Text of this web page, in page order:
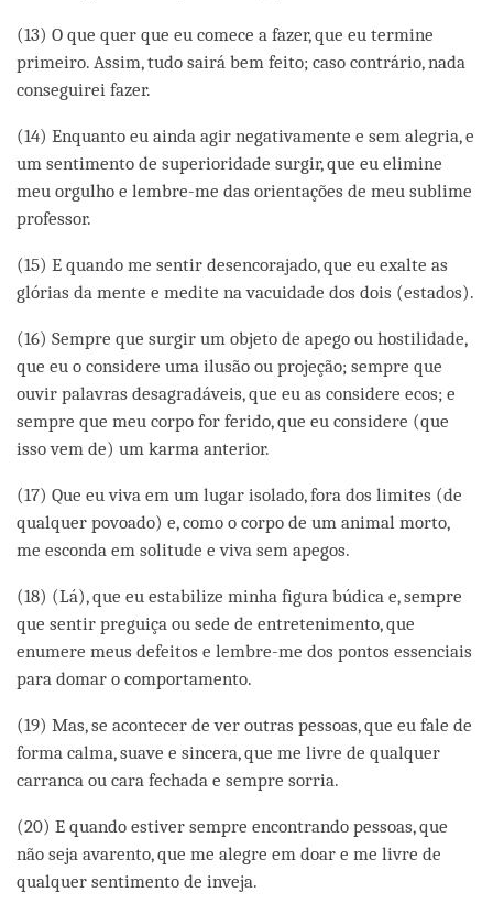
(13) O que quer que eu comece a fazer, que eu termine
primeiro. Assim, tudo sairá bem feito; caso contrário, nada
conseguirei fazer.
(14) Enquanto eu ainda agir negativamente e sem alegria, e
um sentimento de superioridade surgir, que eu elimine
meu orgulho e lembre-me das orientações de meu sublime
professor.
(15) E quando me sentir desencorajado, que eu exalte as
glórias da mente e medite na vacuidade dos dois (estados).
(16) Sempre que surgir um objeto de apego ou hostilidade,
que eu o considere uma ilusão ou projeção; sempre que
ouvir palavras desagradáveis, que eu as considere ecos; e
sempre que meu corpo for ferido, que eu considere (que
isso vem de) um karma anterior.
(17) Que eu viva em um lugar isolado, fora dos limites (de
qualquer povoado) e, como o corpo de um animal morto,
me esconda em solitude e viva sem apegos.
(18) (Lá), que eu estabilize minha figura búdica e, sempre
que sentir preguiça ou sede de entretenimento, que
enumere meus defeitos e lembre-me dos pontos essenciais
para domar o comportamento.
(19) Mas, se acontecer de ver outras pessoas, que eu fale de
forma calma, suave e sincera, que me livre de qualquer
carranca ou cara fechada e sempre sorria.
(20) E quando estiver sempre encontrando pessoas, que
não seja avarento, que me alegre em doar e me livre de
qualquer sentimento de inveja.